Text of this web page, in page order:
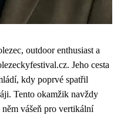
outdoor enthusiast a
Jeho cesta
kdy poprvé spatřil
Tento okamžik navždy
vášeň pro vertikální